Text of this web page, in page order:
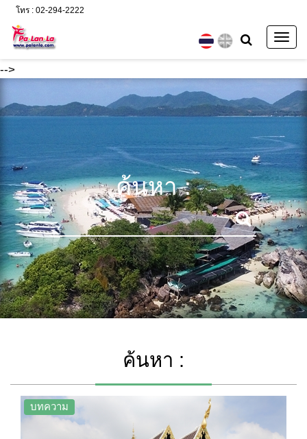
-->
โทร : 02-294-2222
ค้นหา :
ค้นหา :
บทความ